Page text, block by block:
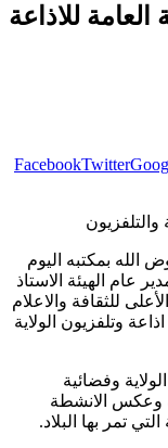
العامة للاذاعة
FacebookTwitter
والتلفزيون
الله بمكتبه اليوم
عام الهيئة الاستاذ
للثقافة والاعلام
وتلفزيون الولاية
وفضائية
وعكس الانشطة
تمر بها البلاد.